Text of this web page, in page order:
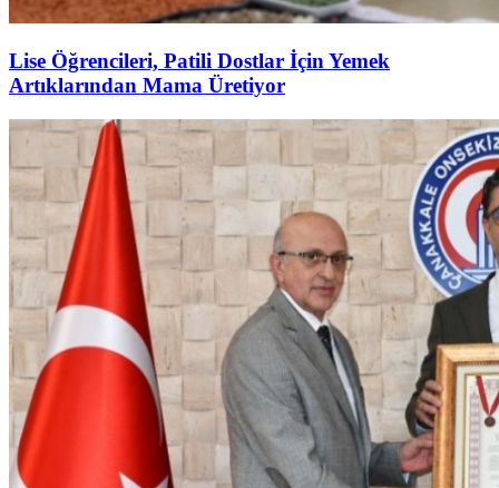
Lise Öğrencileri, Patili Dostlar İçin Yemek
Artıklarından Mama Üretiyor